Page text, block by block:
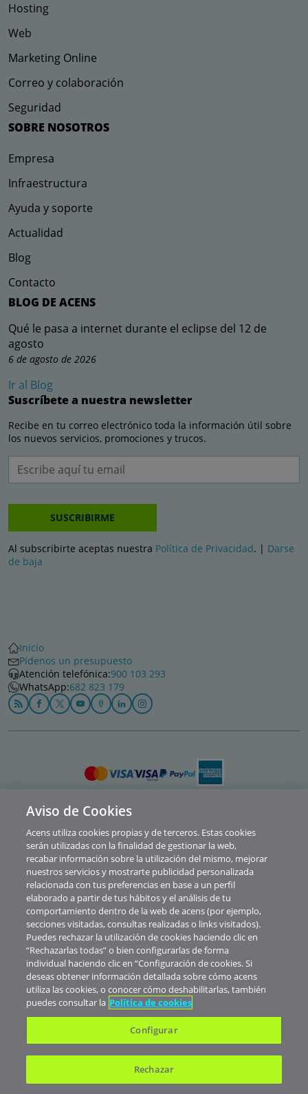
Hosting
Web
Marketing Online
Correo y colaboración
Seguridad
SOBRE NOSOTROS
Empresa
Infraestructura
Ayuda y soporte
Actualidad
Blog
Contacto
BLOG DE ACENS
Qué le pasa a internet durante el eclipse del 12 de
agosto
6 de agosto de 2026
Ir al Blog
Suscríbete a nuestra newsletter
Recibe en tu correo electrónico toda la información útil sobre
los nuevos servicios, promociones y trucos.
SUSCRIBIRME
Al subscribirte aceptas nuestra Política de Privacidad. | Darse
de baja
Inicio
Pídenos un presupuesto
Atención telefónica:900 103 293
WhatsApp:682 823 179
Política de privacidad
Cookies
Contacto
Soporte
Aviso legal
Canal de Denuncias y Consultas
Abuse
© Telefónica Soluciones De Informática Y Comunicaciones De España S.A.U.
Nuestros precios no muestran IVA. Realizada la contratación de servicios
verás aplicados los impuestos correspondientes al territorio donde esté
Aviso de Cookies
Acens utiliza cookies propias y de terceros. Estas cookies
serán utilizadas con la finalidad de gestionar la web,
recabar información sobre la utilización del mismo, mejorar
nuestros servicios y mostrarte publicidad personalizada
relacionada con tus preferencias en base a un perfil
elaborado a partir de tus hábitos y el análisis de tu
comportamiento dentro de la web de acens (por ejemplo,
secciones visitadas, consultas realizadas o links visitados).
Puedes rechazar la utilización de cookies haciendo clic en
“Rechazarlas todas” o bien configurarlas de forma
individual haciendo clic en “Configuración de cookies. Si
deseas obtener información detallada sobre cómo acens
utiliza las cookies, o conocer cómo deshabilitarlas, también
puedes consultar la Política de cookies
Configurar
Rechazar